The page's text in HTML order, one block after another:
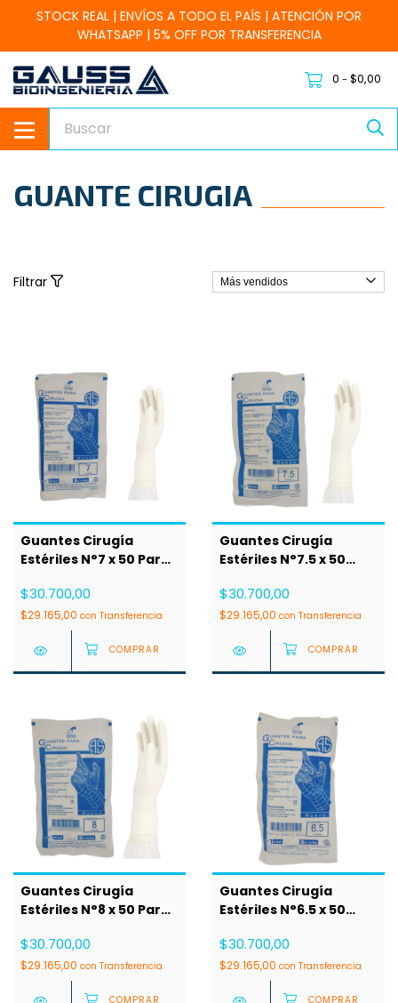
STOCK REAL | ENVÍOS A TODO EL PAÍS | ATENCIÓN POR
WHATSAPP | 5% OFF POR TRANSFERENCIA
0 - $0,00
GUANTE CIRUGIA
Filtrar
Guantes Cirugía
Estériles N°7 x 50 Pares
$30.700,00
$29.165,00 con Transferencia
Guantes Cirugía
Estériles N°7.5 x 50
$30.700,00
$29.165,00 con Transferencia
Guantes Cirugía
Estériles N°8 x 50 Pares
$30.700,00
$29.165,00 con Transferencia
Guantes Cirugía
Estériles N°6.5 x 50
$30.700,00
$29.165,00 con Transferencia